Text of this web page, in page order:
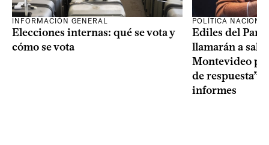
INFORMACIÓN GENERAL
Elecciones internas: qué se vota y
cómo se vota
POLÍTICA
Ediles del
llamarán a sala
Montevideo
de respuesta”
informes